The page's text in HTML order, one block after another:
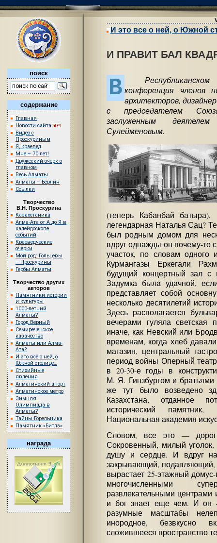
поиск
содержание
Главная
Новости сайта
Видео с
Проскуриным
Я, краевед
Мне – 70 лет!
Дружеский очерк о
главном
Весь Алматы
Алматы – Берлин
Ссылки
Творчество
В.Н. Проскурина
Казахстаника
Алма-Ата от А до Я в
калейдоскопе
событий
Краеведческие
очерки
Мой род: Гольцевы
– Проскурины
Гербы Алматы
Творчество других
авторов
Памятники истории
и культуры
1000-летний
Алматы?
Город Верный
Семиреченское
казачество
Алматы или Алма-
Ата?
И это всё о ней, о
Южной столице…
Стихийные
явления
Алматинский апорт
Алматинское метро
Зимняя
Олимпиада в
Алматы?
Тайны Горельника
Памятник «Битлз»
награда
И это все о ней, о Южной
И ПРАВИТ БАЛ
В
Республиканском
конференция членов
архитекторов,
с председателем
заслуженным
Сулейменовым.
(теперь Кабанбай
легендарная Наталья Сац?
был родным домом для
вдруг однажды он почему-то
участок, по словам одного
Курмангазы Еркегали
будущий концертный зал
Задумка была удачной,
представляет собой
несколько десятилетий
Здесь располагается
вечерами гуляла светская
иначе, как Невский или
временам, когда хлеб
магазин, центральный
период войны Оперный
в 20-30-е годы в
М. Я. Гинзбургом и братьями
же тут было возведено
Казахстана, отданное
исторический
Национальная академия
Словом, все это —
Сокровенный, милый
душу и сердце. И вдруг на
закрывающий, подавляющий,
вырастает 25-этажный
многочисленными
развлекательными
и бог знает еще чем. И
разумные масштабы
инородное, безвкусно
сложившееся пространство